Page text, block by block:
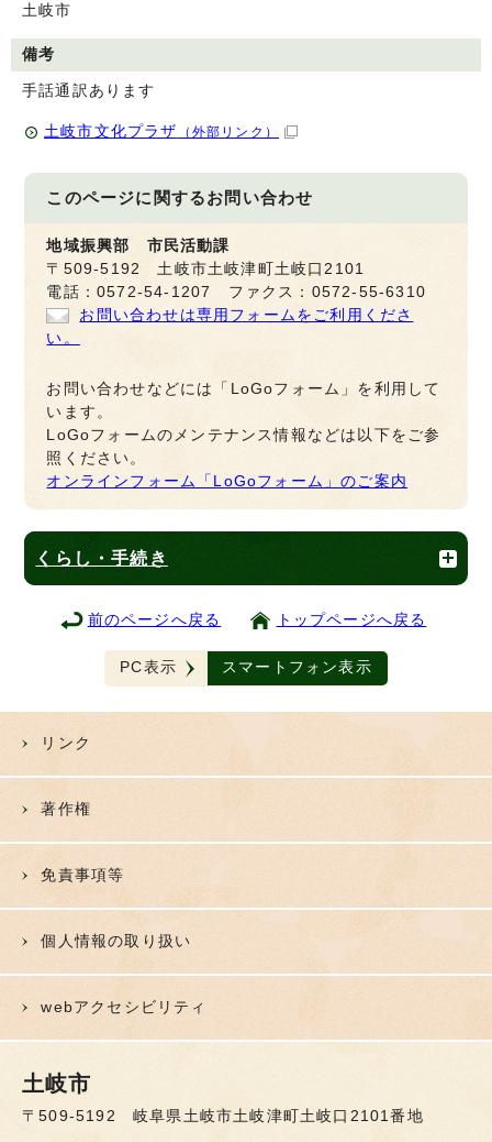
土岐市
備考
手話通訳あります
土岐市文化プラザ （外部リンク）
このページに関するお問い合わせ
地域振興部 市民活動課
〒509-5192 土岐市土岐津町土岐口2101
電話：0572-54-1207 ファクス：0572-55-6310
お問い合わせは専用フォームをご利用くださ
い。
お問い合わせなどには「LoGoフォーム」を利用して
います。
LoGoフォームのメンテナンス情報などは以下をご参
照ください。
オンラインフォーム「LoGoフォーム」のご案内
くらし・手続き
前のページへ戻る トップページへ戻る
PC表示 スマートフォン表示
リンク
著作権
免責事項等
個人情報の取り扱い
webアクセシビリティ
土岐市
〒509-5192 岐阜県土岐市土岐津町土岐口2101番地